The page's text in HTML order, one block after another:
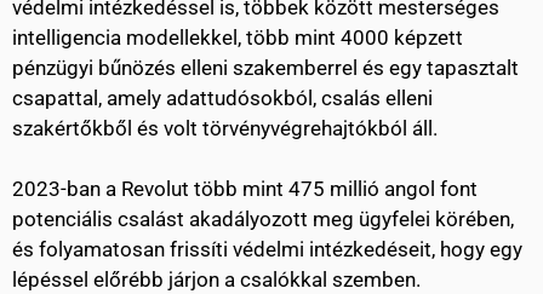
védelmi intézkedéssel is, többek között mesterséges
intelligencia modellekkel, több mint 4000 képzett
pénzügyi bűnözés elleni szakemberrel és egy tapasztalt
csapattal, amely adattudósokból, csalás elleni
szakértőkből és volt törvényvégrehajtókból áll.
2023-ban a Revolut több mint 475 millió angol font
potenciális csalást akadályozott meg ügyfelei körében,
és folyamatosan frissíti védelmi intézkedéseit, hogy egy
lépéssel előrébb járjon a csalókkal szemben.